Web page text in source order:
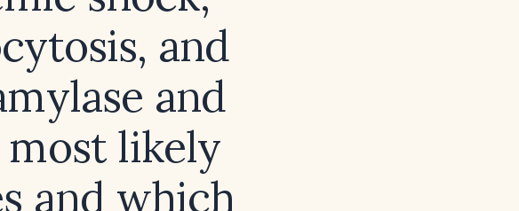
and
and
most likely
and which